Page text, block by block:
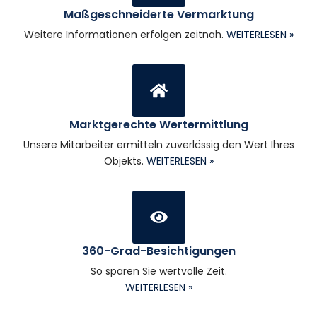
Maßgeschneiderte Vermarktung
Weitere Informationen erfolgen zeitnah. WEITERLESEN »
Marktgerechte Wertermittlung
Unsere Mitarbeiter ermitteln zuverlässig den Wert Ihres
Objekts. WEITERLESEN »
360-Grad-Besichtigungen
So sparen Sie wertvolle Zeit.
WEITERLESEN »